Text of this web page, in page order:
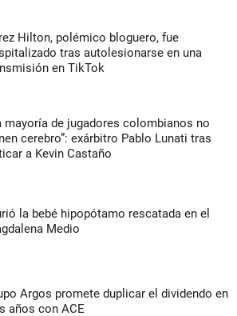
Hilton, polémico bloguero, fue
tras autolesionarse en una
en TikTok
mayoría de jugadores colombianos no
cerebro”: exárbitro Pablo Lunati tras
a Kevin Castaño
la bebé hipopótamo rescatada en el
Medio
Argos promete duplicar el dividendo en
años con ACE